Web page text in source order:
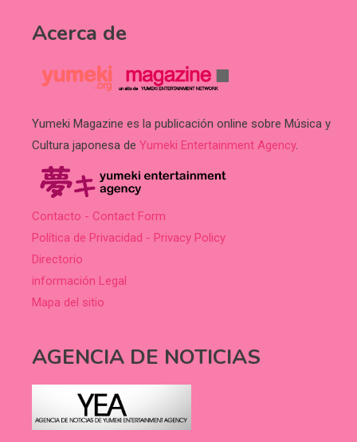
Acerca de
Yumeki Magazine es la publicación online sobre Música y
Cultura japonesa de Yumeki Entertainment Agency.
Contacto - Contact Form
Política de Privacidad - Privacy Policy
Directorio
información Legal
Mapa del sitio
AGENCIA DE NOTICIAS